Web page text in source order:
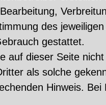
des
gestattet.
auf dieser Seite
als solche
Hinweis.